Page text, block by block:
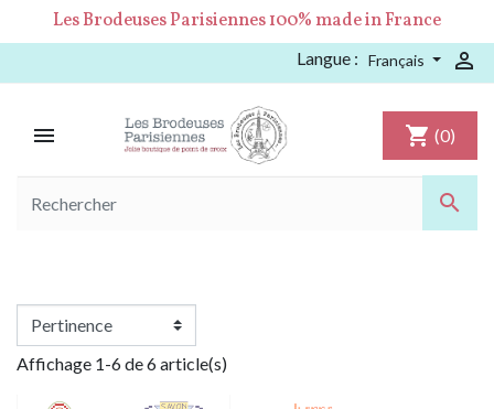
Les Brodeuses Parisiennes 100% made in France
Langue : Français 


shopping_cart (0)
Affichage 1-6 de 6 article(s)